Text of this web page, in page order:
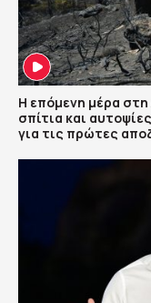
Η επόμενη μέρα
σπίτια και
για τις πρώτες